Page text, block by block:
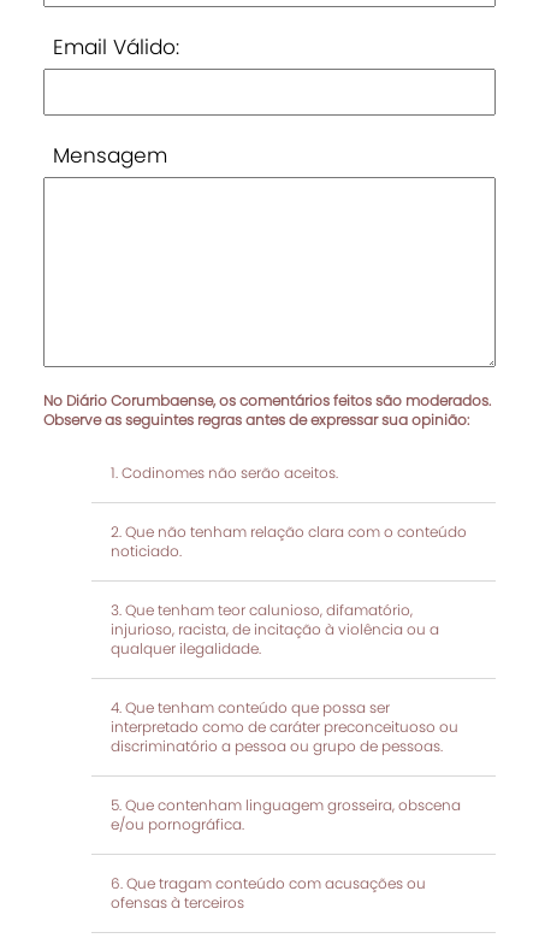
Email Válido:
Mensagem
No Diário Corumbaense, os comentários feitos são moderados.
Observe as seguintes regras antes de expressar sua opinião:
Codinomes não serão aceitos.
Que não tenham relação clara com o conteúdo
noticiado.
Que tenham teor calunioso, difamatório,
injurioso, racista, de incitação à violência ou a
qualquer ilegalidade.
Que tenham conteúdo que possa ser
interpretado como de caráter preconceituoso ou
discriminatório a pessoa ou grupo de pessoas.
Que contenham linguagem grosseira, obscena
e/ou pornográfica.
Que tragam conteúdo com acusações ou
ofensas à terceiros